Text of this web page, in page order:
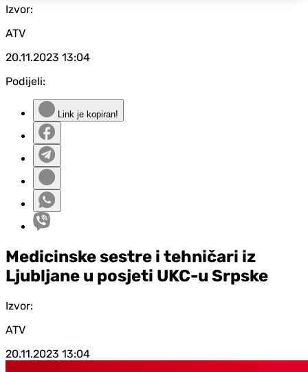
Izvor:
ATV
20.11.2023 13:04
Podijeli:
Link je kopiran!
Medicinske sestre i tehničari iz
Ljubljane u posjeti UKC-u Srpske
Izvor:
ATV
20.11.2023 13:04